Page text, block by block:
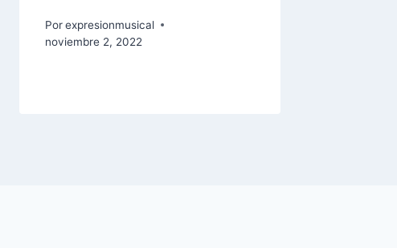
Por expresionmusical
noviembre 2, 2022